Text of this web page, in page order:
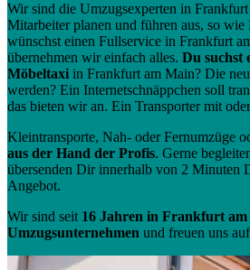
Wir sind die Umzugsexperten in
Mitarbeiter planen und führen aus, so wie
wünschst einen Fullservice in Frankfurt
übernehmen wir einfach alles. Du suchst
Möbeltaxi in Frankfurt am Main? Die
werden? Ein Internetschnäppchen soll
das bieten wir an. Ein Transporter mit
Kleintransporte, Nah- oder Fernumzüge
aus der Hand der Profis. Gerne
übersenden Dir innerhalb von 2 Minuten
Angebot.
Wir sind seit 16 Jahren in Frankfurt
Umzugsunternehmen und freuen uns